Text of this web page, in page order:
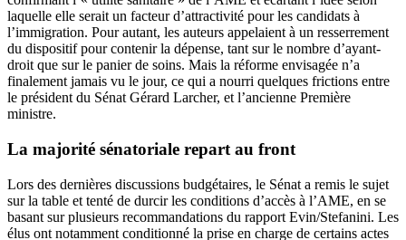
laquelle elle serait un facteur d’attractivité pour les candidats à
l’immigration. Pour autant, les auteurs appelaient à un resserrement
du dispositif pour contenir la dépense, tant sur le nombre d’ayant-
droit que sur le panier de soins. Mais la réforme envisagée n’a
finalement jamais vu le jour, ce qui a nourri quelques frictions entre
le président du Sénat Gérard Larcher, et l’ancienne Première
ministre.
La majorité sénatoriale repart au front
Lors des dernières discussions budgétaires, le Sénat a remis le sujet
sur la table et tenté de durcir les conditions d’accès à l’AME, en se
basant sur plusieurs recommandations du rapport Evin/Stefanini. Les
élus ont notamment conditionné la prise en charge de certains actes